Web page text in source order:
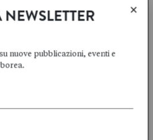
×
nuove pubblicazioni, eventi e